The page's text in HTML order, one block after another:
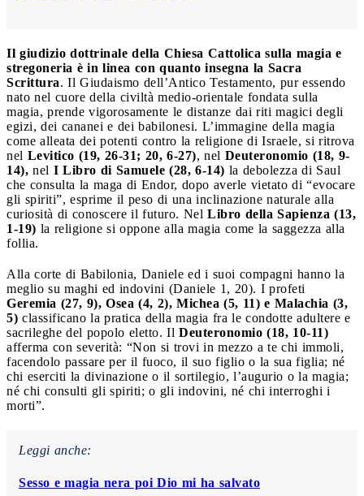
Il giudizio dottrinale della Chiesa Cattolica sulla magia e
stregoneria è in linea con quanto insegna la Sacra
Scrittura. Il Giudaismo dell’Antico Testamento, pur essendo
nato nel cuore della civiltà medio-orientale fondata sulla
magia, prende vigorosamente le distanze dai riti magici degli
egizi, dei cananei e dei babilonesi. L’immagine della magia
come alleata dei potenti contro la religione di Israele, si ritrova
nel Levitico (19, 26-31; 20, 6-27), nel Deuteronomio (18, 9-
14), nel I Libro di Samuele (28, 6-14) la debolezza di Saul
che consulta la maga di Endor, dopo averle vietato di “evocare
gli spiriti”, esprime il peso di una inclinazione naturale alla
curiosità di conoscere il futuro. Nel Libro della Sapienza (13,
1-19) la religione si oppone alla magia come la saggezza alla
follia.
Alla corte di Babilonia, Daniele ed i suoi compagni hanno la
meglio su maghi ed indovini (Daniele 1, 20). I profeti
Geremia (27, 9), Osea (4, 2), Michea (5, 11) e Malachia (3,
5) classificano la pratica della magia fra le condotte adultere e
sacrileghe del popolo eletto. Il Deuteronomio (18, 10-11)
afferma con severità: “Non si trovi in mezzo a te chi immoli,
facendolo passare per il fuoco, il suo figlio o la sua figlia; né
chi eserciti la divinazione o il sortilegio, l’augurio o la magia;
né chi consulti gli spiriti; o gli indovini, né chi interroghi i
morti”.
Leggi anche:
Sesso e magia nera poi Dio mi ha salvato